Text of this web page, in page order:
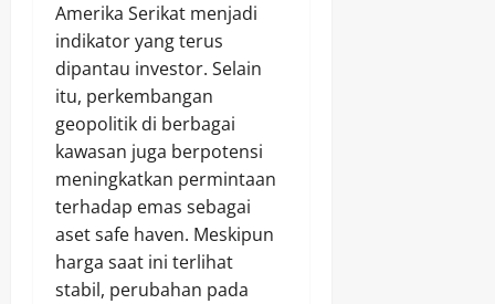
Amerika Serikat menjadi
indikator yang terus
dipantau investor. Selain
itu, perkembangan
geopolitik di berbagai
kawasan juga berpotensi
meningkatkan permintaan
terhadap emas sebagai
aset safe haven. Meskipun
harga saat ini terlihat
stabil, perubahan pada